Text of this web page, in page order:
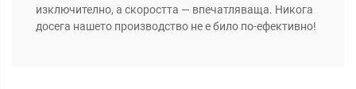
изключително, а скоростта — впечатляваща. Никога
досега нашето производство не е било по-ефективно!